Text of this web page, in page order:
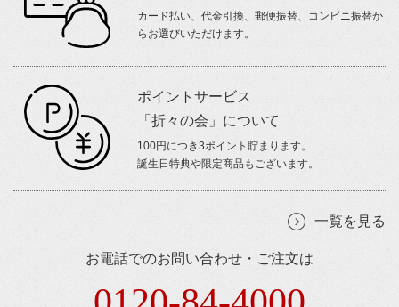
カード払い、代金引換、郵便振替、コンビニ振替か
らお選びいただけます。
ポイントサービス
「折々の会」について
100円につき3ポイント貯まります。
誕生日特典や限定商品もございます。
一覧を見る
お電話でのお問い合わせ・ご注文は